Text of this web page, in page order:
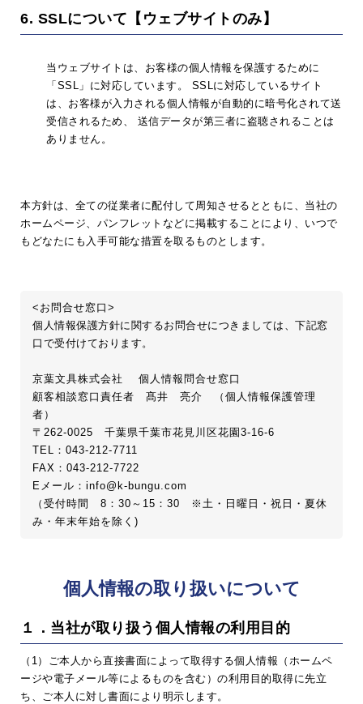
6. SSLについて【ウェブサイトのみ】
当ウェブサイトは、お客様の個人情報を保護するために
「SSL」に対応しています。 SSLに対応しているサイト
は、お客様が入力される個人情報が自動的に暗号化されて送
受信されるため、 送信データが第三者に盗聴されることは
ありません。
本方針は、全ての従業者に配付して周知させるとともに、当社の
ホームページ、パンフレットなどに掲載することにより、いつで
もどなたにも入手可能な措置を取るものとします。
<お問合せ窓口>
個人情報保護方針に関するお問合せにつきましては、下記窓
口で受付けております。
京葉文具株式会社 個人情報問合せ窓口
顧客相談窓口責任者 髙井 亮介 （個人情報保護管理
者）
〒262-0025 千葉県千葉市花見川区花園3-16-6
TEL：043-212-7711
FAX：043-212-7722
Eメール：info
k-bungu.com
（受付時間 8：30～15：30 ※土・日曜日・祝日・夏休
み・年末年始を除く)
個人情報の取り扱いについて
１．当社が取り扱う個人情報の利用目的
（1）ご本人から直接書面によって取得する個人情報（ホームペ
ージや電子メール等によるものを含む）の利用目的取得に先立
ち、ご本人に対し書面により明示します。